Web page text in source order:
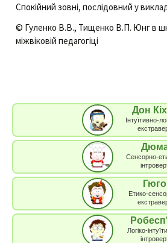
Спокійний зовні, послідовний у
© Гуленко В.В., Тищенко В.П. Юнг в
міжвіковій педагогіці
Дон
Інтуїтивно-
Сенсорно-
Гюго
Етико-
Логіко-